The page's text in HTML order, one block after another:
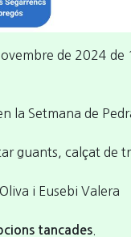
de 2024
la Setmana de
guants, calçat de
i Eusebi Valera
tancades